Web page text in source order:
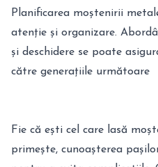
Planificarea moștenirii
atenție și organizare.
și deschidere se poate
către generațiile următoare
Fie că ești cel care lasă
primește, cunoașterea